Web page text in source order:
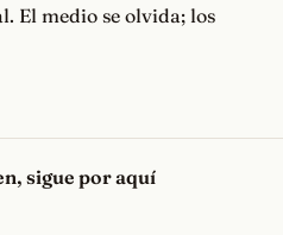
El medio se olvida; los
sigue por aquí